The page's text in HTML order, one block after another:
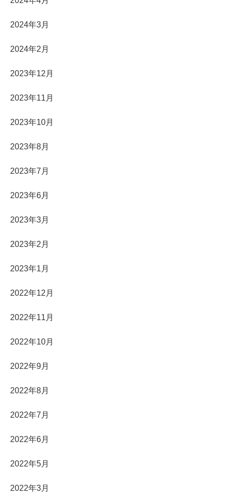
2024年3月
2024年2月
2023年12月
2023年11月
2023年10月
2023年8月
2023年7月
2023年6月
2023年3月
2023年2月
2023年1月
2022年12月
2022年11月
2022年10月
2022年9月
2022年8月
2022年7月
2022年6月
2022年5月
2022年3月